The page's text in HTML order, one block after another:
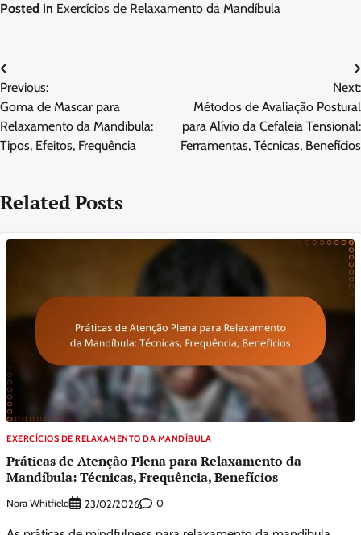
Posted in Exercícios de Relaxamento da Mandíbula
Post
navigation
Previous:
Goma de Mascar para
Relaxamento da Mandíbula:
Tipos, Efeitos, Frequência
Next:
Métodos de Avaliação Postural
para Alívio da Cefaleia Tensional:
Ferramentas, Técnicas, Benefícios
Related Posts
EXERCÍCIOS DE RELAXAMENTO DA MANDÍBULA
Práticas de Atenção Plena para Relaxamento da
Mandíbula: Técnicas, Frequência, Benefícios
Nora Whitfield 23/02/2026 0